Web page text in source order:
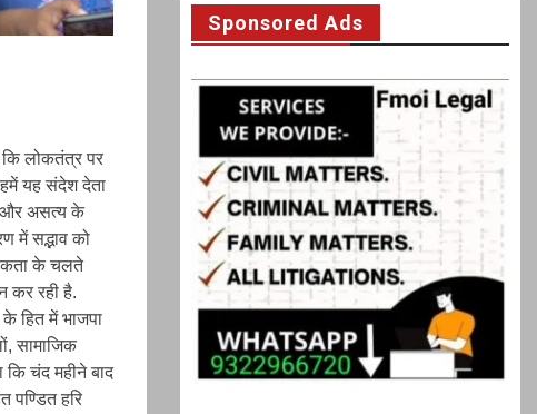
कि लोकतंत्र पर
यह संदेश देता
और असत्य के
में सद्भाव को
के चलते
कर रही है.
हित में भाजपा
सामाजिक
चंद महीने बाद
पण्डित हरि
Sponsored Ads